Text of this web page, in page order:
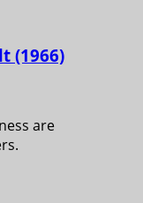
(1966)
are